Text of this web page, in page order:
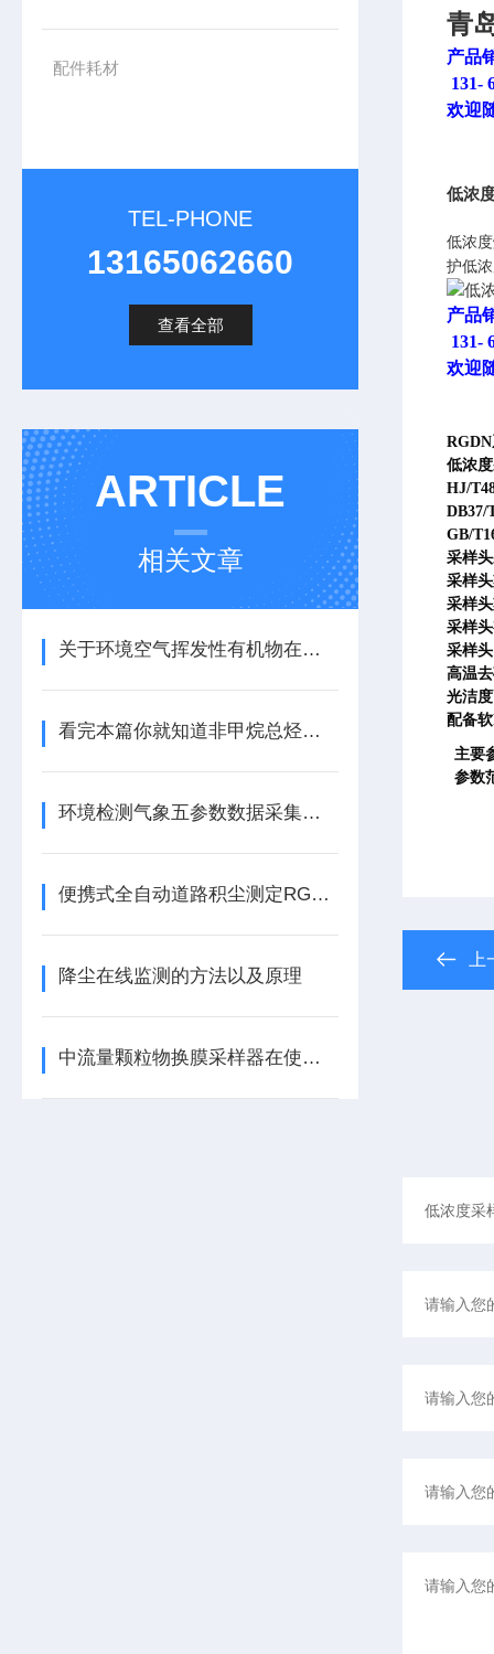
配件耗材
TEL-PHONE
13165062660
查看全部
ARTICLE
相关文章
关于环境空气挥发性有机物在线监测的特点了解一下吧
看完本篇你就知道非甲烷总烃分析仪的优势有哪些了
环境检测气象五参数数据采集分析仪RGQX-5型
便携式全自动道路积尘测定RGR-2型
降尘在线监测的方法以及原理
中流量颗粒物换膜采样器在使用时应注意什么？
青
产品
131-
欢迎
低浓
低浓
护低
产品
131-
欢迎
低浓
HJ/
DB37/
GB/
采样
采样
采样
采样
采样
高温
光洁
配备
主要
参数